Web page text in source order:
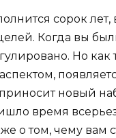
сорок
Когда вы
Но
новый
время
о том, чему вам